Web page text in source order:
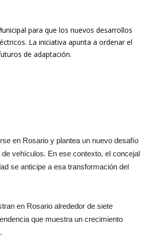
para que los nuevos desarrollos
La iniciativa apunta a ordenar el
de adaptación.
en Rosario y plantea un nuevo desafío
vehículos. En ese contexto, el concejal
se anticipe a esa transformación del
en Rosario alrededor de siete
que muestra un crecimiento